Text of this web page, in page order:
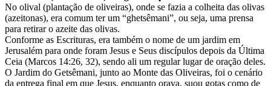
No olival (plantação de oliveiras), onde se fazia a colheita das olivas
(azeitonas), era comum ter um “ghetsêmani”, ou seja, uma prensa
para retirar o azeite das olivas.
Conforme as Escrituras, era também o nome de um jardim em
Jerusalém para onde foram Jesus e Seus discípulos depois da Última
Ceia (Marcos 14:26, 32), sendo ali um regular lugar de oração deles.
O Jardim do Getsêmani, junto ao Monte das Oliveiras, foi o cenário
da entrega final em que Jesus, enquanto orava, suou gotas como de